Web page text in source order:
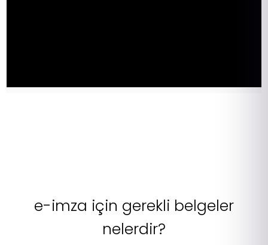
e-i̇mza için gerekli belgeler
nelerdir?